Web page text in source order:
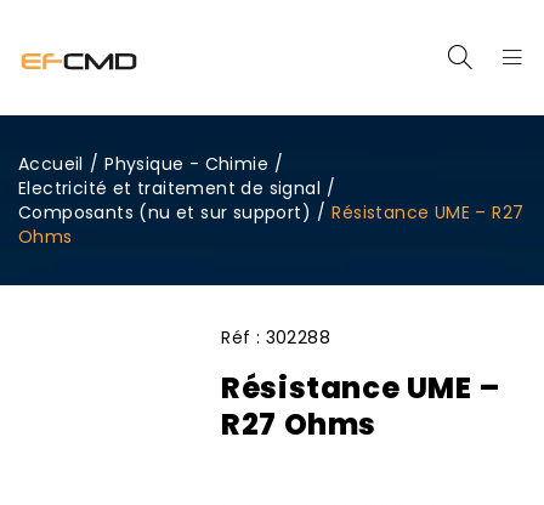
Accueil / Physique - Chimie /
Electricité et traitement de signal /
Composants (nu et sur support) / Résistance UME – R27
Ohms
Réf : 302288
Résistance UME –
R27 Ohms